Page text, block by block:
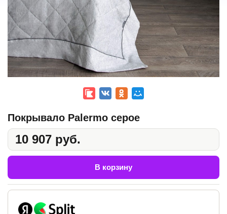
Покрывало Palermo серое
10 907 руб.
В корзину